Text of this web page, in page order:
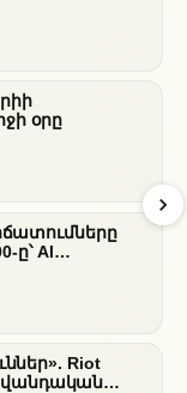
օրը
ը՝ AI
ֆոնին
Riot
ավանդական